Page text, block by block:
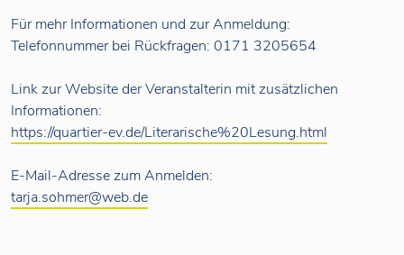
Für mehr Informationen und zur Anmeldung:
Telefonnummer bei Rückfragen: 0171 3205654
Link zur Website der Veranstalterin mit zusätzlichen
Informationen:
https://quartier-ev.de/Literarische%20Lesung.html
E-Mail-Adresse zum Anmelden:
tarja.sohmer@web.de